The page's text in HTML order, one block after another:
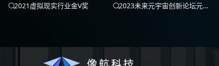
2021虚拟现实行业金V奖
2023未来元宇宙创新论坛元宇